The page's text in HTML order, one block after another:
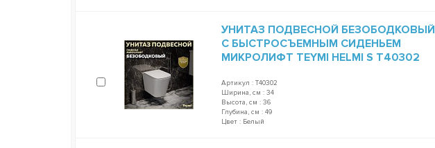
УНИТАЗ ПОДВЕСНОЙ БЕЗОБОДКОВЫЙ
С БЫСТРОСЪЕМНЫМ СИДЕНЬЕМ
МИКРОЛИФТ TEYMI HELMI S T40302
Артикул : T40302
Ширина, см : 34
Высота, см : 36
Глубина, см : 49
Цвет : Белый